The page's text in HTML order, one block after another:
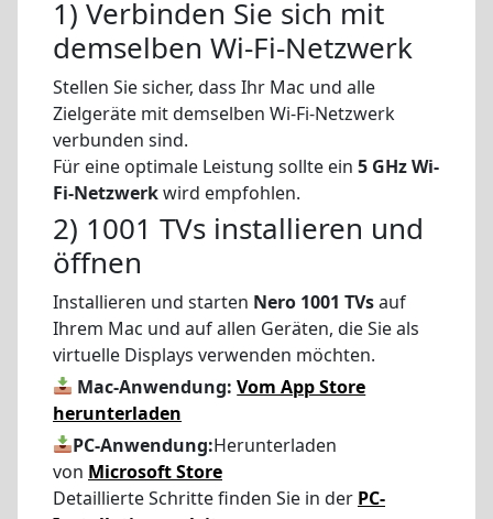
1) Verbinden Sie sich mit
demselben Wi-Fi-Netzwerk
Stellen Sie sicher, dass Ihr Mac und alle
Zielgeräte mit demselben Wi-Fi-Netzwerk
verbunden sind.
Für eine optimale Leistung sollte ein 5 GHz Wi-
Fi-Netzwerkwird empfohlen.
2) 1001 TVs installieren und
öffnen
Installieren und starten Nero 1001 TVsauf
Ihrem Mac und auf allen Geräten, die Sie als
virtuelle Displays verwenden möchten.
Mac-Anwendung: Vom App Store
herunterladen
PC-Anwendung:Herunterladen
von Microsoft Store
Detaillierte Schritte finden Sie in der PC-